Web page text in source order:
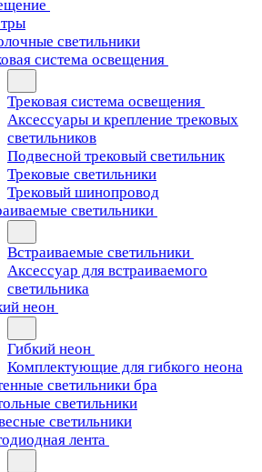
светильники
система освещения
Трековая система освещения
Аксессуары и крепление трековых
светильников
Подвесной трековый светильник
Трековые светильники
Трековый шинопровод
светильники
Встраиваемые светильники
Аксессуар для встраиваемого
светильника
неон
Гибкий неон
Комплектующие для гибкого неона
светильники бра
светильники
светильники
лента